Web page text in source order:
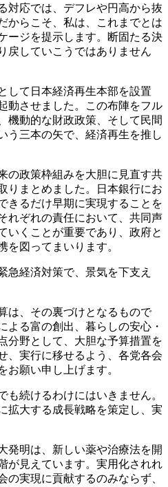
対応では、デフレや円高から抜
からこそ、私は、これまでとは
ージを提示します。断固たる決
戻していこうではありません
して日本経済再生本部を設置
動させました。この布陣をフル
機動的な財政政策、そして民間
う三本の矢で、経済再生を推し
の政策枠組みを大胆に見直す共
りまとめました。日本銀行にお
きるだけ早期に実現することを
れぞれの責任において、共同声
いくことが重要であり、政府と
を図ってまいります。
経済対策で、景気を下支え
は、その裏づけとなるもので
よる富の創出、暮らしの安心・
分野として、大胆な予算措置を
、実行に移せるよう、各党各会
お願い申し上げます。
続けるわけにはいきません。
拡大する成長戦略を策定し、実
明は、新しい薬や治療法を開
が見えています。実用化されれ
の実現に貢献するのみならず、